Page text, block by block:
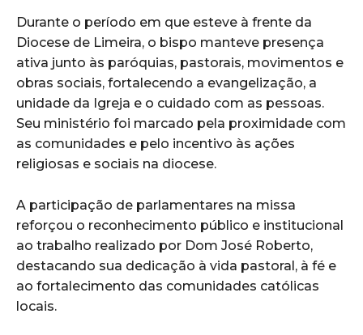
Durante o período em que esteve à frente da
Diocese de Limeira, o bispo manteve presença
ativa junto às paróquias, pastorais, movimentos e
obras sociais, fortalecendo a evangelização, a
unidade da Igreja e o cuidado com as pessoas.
Seu ministério foi marcado pela proximidade com
as comunidades e pelo incentivo às ações
religiosas e sociais na diocese.
A participação de parlamentares na missa
reforçou o reconhecimento público e institucional
ao trabalho realizado por Dom José Roberto,
destacando sua dedicação à vida pastoral, à fé e
ao fortalecimento das comunidades católicas
locais.